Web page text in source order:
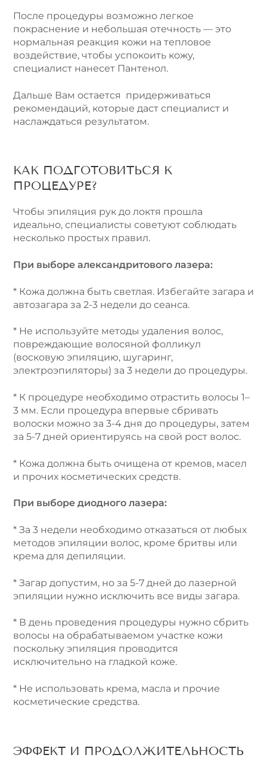
После процедуры возможно легкое
покраснение и небольшая отечность — это
нормальная реакция кожи на тепловое
воздействие, чтобы успокоить кожу,
специалист нанесет Пантенол.
Дальше Вам остается придерживаться
рекомендаций, которые даст специалист и
наслаждаться результатом.
КАК ПОДГОТОВИТЬСЯ К
ПРОЦЕДУРЕ?
Чтобы эпиляция рук до локтя прошла
идеально, специалисты советуют соблюдать
несколько простых правил.
При выборе александритового лазера:
* Кожа должна быть светлая. Избегайте загара и
автозагара за 2-3 недели до сеанса.
* Не используйте методы удаления волос,
повреждающие волосяной фолликул
(восковую эпиляцию, шугаринг,
электроэпиляторы) за 3 недели до процедуры.
* К процедуре необходимо отрастить волосы 1–
3 мм. Если процедура впервые сбривать
волоски можно за 3-4 дня до процедуры, затем
за 5-7 дней ориентируясь на свой рост волос.
* Кожа должна быть очищена от кремов, масел
и прочих косметических средств.
При выборе диодного лазера:
* За 3 недели необходимо отказаться от любых
методов эпиляции волос, кроме бритвы или
крема для депиляции.
* Загар допустим, но за 5-7 дней до лазерной
эпиляции нужно исключить все виды загара.
* В день проведения процедуры нужно сбрить
волосы на обрабатываемом участке кожи
поскольку эпиляция проводится
исключительно на гладкой коже.
* Не использовать крема, масла и прочие
косметические средства.
ЭФФЕКТ И ПРОДОЛЖИТЕЛЬНОСТЬ